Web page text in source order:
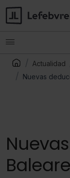
Actualidad
Nuevas